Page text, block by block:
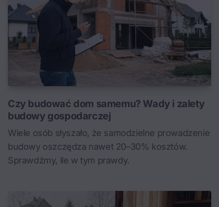
Czy budować dom samemu? Wady i zalety
budowy gospodarczej
Wiele osób słyszało, że samodzielne prowadzenie
budowy oszczędza nawet 20–30% kosztów.
Sprawdźmy, ile w tym prawdy.